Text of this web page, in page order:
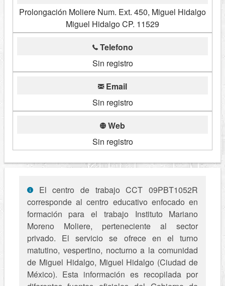
Prolongación Moliere Num. Ext. 450, Miguel Hidalgo
Miguel Hidalgo CP. 11529
Telefono
Sin registro
Email
Sin registro
Web
Sin registro
El centro de trabajo CCT 09PBT1052R
corresponde al centro educativo enfocado en
formación para el trabajo Instituto Mariano
Moreno Moliere, perteneciente al sector
privado. El servicio se ofrece en el turno
matutino, vespertino, nocturno a la comunidad
de Miguel Hidalgo, Miguel Hidalgo (Ciudad de
México). Esta información es recopilada por